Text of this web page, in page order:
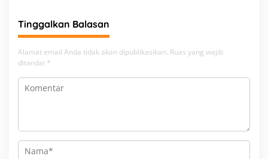
Tinggalkan Balasan
Alamat email Anda tidak akan dipublikasikan. Ruas yang wajib
ditandai *